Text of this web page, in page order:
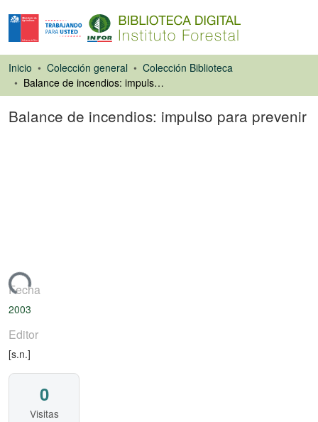
Inicio Colección general
Colección Biblioteca
Balance de incendios: impulso para prevenir
Balance de incendios: impulso para prevenir
Fecha
2003
Editor
[s.n.]
0
Visitas